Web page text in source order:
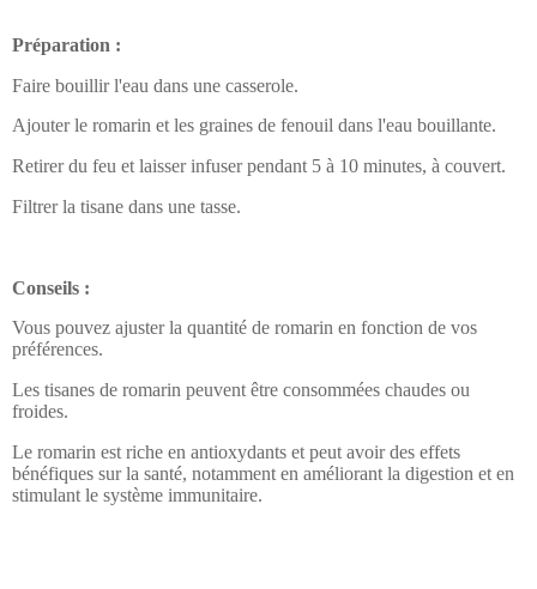
Préparation :
Faire bouillir l'eau dans une casserole.
Ajouter le romarin et les graines de fenouil dans l'eau bouillante.
Retirer du feu et laisser infuser pendant 5 à 10 minutes, à couvert.
Filtrer la tisane dans une tasse.
Conseils :
Vous pouvez ajuster la quantité de romarin en fonction de vos
préférences.
Les tisanes de romarin peuvent être consommées chaudes ou
froides.
Le romarin est riche en antioxydants et peut avoir des effets
bénéfiques sur la santé, notamment en améliorant la digestion et en
stimulant le système immunitaire.